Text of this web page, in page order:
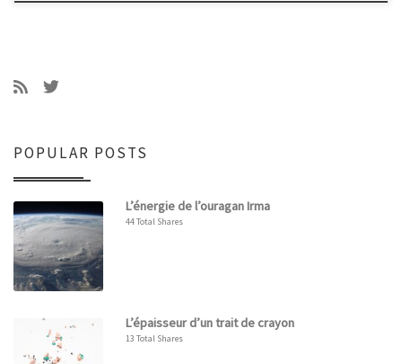
POPULAR POSTS
L’énergie de l’ouragan Irma
44 Total Shares
L’épaisseur d’un trait de crayon
13 Total Shares